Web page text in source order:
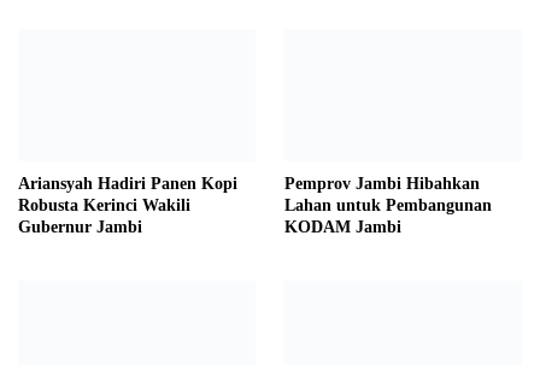
Ariansyah Hadiri Panen Kopi
Robusta Kerinci Wakili
Gubernur Jambi
Pemprov Jambi Hibahkan
Lahan untuk Pembangunan
KODAM Jambi